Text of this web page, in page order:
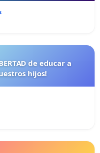
de educar a
hijos!